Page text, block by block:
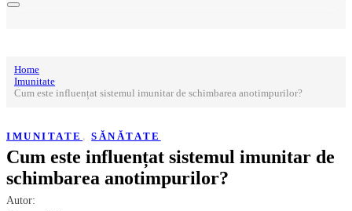
Home
Imunitate
Cum este influențat sistemul imunitar de schimbarea anotimpurilor?
IMUNITATE ,SĂNĂTATE
Cum este influențat sistemul imunitar de
schimbarea anotimpurilor?
Autor: